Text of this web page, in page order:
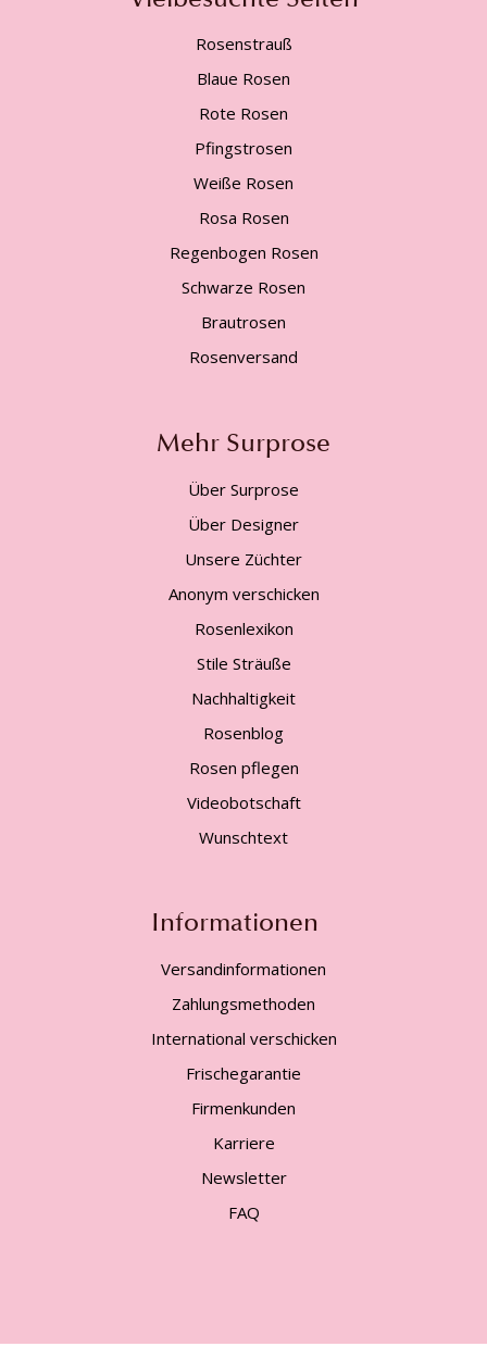
Rosenstrauß
Blaue Rosen
Rote Rosen
Pfingstrosen
Weiße Rosen
Rosa Rosen
Regenbogen Rosen
Schwarze Rosen
Brautrosen
Rosenversand
Mehr Surprose
Über Surprose
Über Designer
Unsere Züchter
Anonym verschicken
Rosenlexikon
Stile Sträuße
Nachhaltigkeit
Rosenblog
Rosen pflegen
Videobotschaft
Wunschtext
Informationen
Versandinformationen
Zahlungsmethoden
International verschicken
Frischegarantie
Firmenkunden
Karriere
Newsletter
FAQ